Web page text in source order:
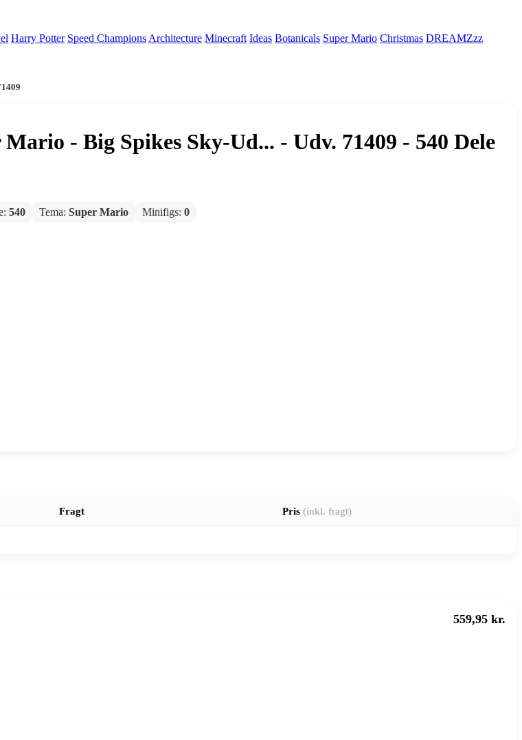
Harry Potter Speed Champions Architecture Minecraft Ideas Botanicals Super Mario Christmas DREAMZzz
- Big Spikes Sky-Ud... - Udv. 71409 - 540 Dele
540 Tema: Super Mario Minifigs: 0
Fragt Pris (inkl. fragt)
559,95 kr.